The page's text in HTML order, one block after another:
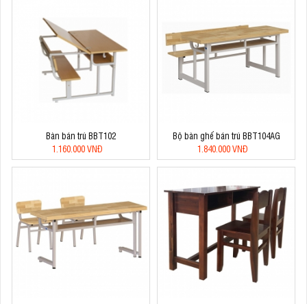
Bàn bán trú BBT102
1.160.000 VNĐ
Bộ bàn ghế bán trú BBT104AG
1.840.000 VNĐ